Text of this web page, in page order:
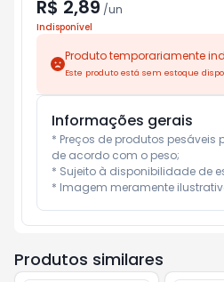
R$ 2,89 /un
Indisponível
Produto temporariamente
Este produto está sem estoque
Informações gerais
* Preços de produtos
de acordo com o peso;
* Sujeito à disponibilidade de
* Imagem meramente
Produtos similares